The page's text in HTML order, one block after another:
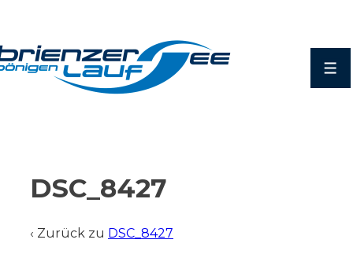
Inhalt
DSC_8427
‹ Zurück zu DSC_8427